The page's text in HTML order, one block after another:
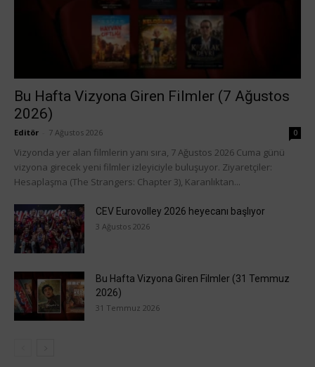
Bu Hafta Vizyona Giren Filmler (7 Ağustos
2026)
Editör 7 Ağustos 2026 0
Vizyonda yer alan filmlerin yanı sıra, 7 Ağustos 2026 Cuma günü
vizyona girecek yeni filmler izleyiciyle buluşuyor. Ziyaretçiler:
Hesaplaşma (The Strangers: Chapter 3), Karanlıktan...
CEV Eurovolley 2026 heyecanı başlıyor
3 Ağustos 2026
Bu Hafta Vizyona Giren Filmler (31 Temmuz
2026)
31 Temmuz 2026